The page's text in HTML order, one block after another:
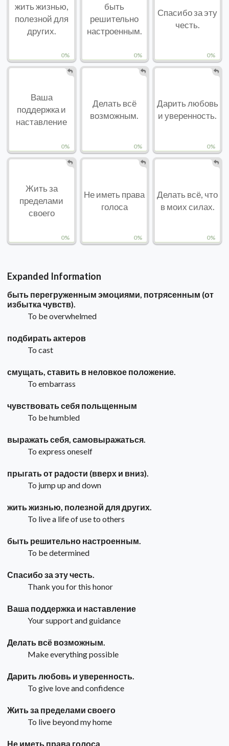
0%
жить жизнью,
полезной для
других.
0%
быть
решительно
настроенным.
0%
Спасибо за эту
честь.
0%
Ваша
поддержка и
наставление
0%
Делать всё
возможным.
0%
Дарить любовь
и уверенность.
0%
Жить за
пределами
своего
0%
Не иметь права
голоса
0%
Делать всё, что
в моих силах.
Expanded Information
быть перегруженным эмоциями, потрясенным (от
избытка чувств).
To be overwhelmed
подбирать актеров
To cast
смущать, ставить в неловкое положение.
To embarrass
чувствовать себя польщенным
To be humbled
выражать себя, самовыражаться.
To express oneself
прыгать от радости (вверх и вниз).
To jump up and down
жить жизнью, полезной для других.
To live a life of use to others
быть решительно настроенным.
To be determined
Спасибо за эту честь.
Thank you for this honor
Ваша поддержка и наставление
Your support and guidance
Делать всё возможным.
Make everything possible
Дарить любовь и уверенность.
To give love and confidence
Жить за пределами своего
To live beyond my home
Не иметь права голоса